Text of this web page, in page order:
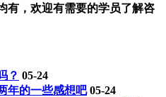
有，欢迎有需要的学员了解咨
？ 05-24
年的一些感想吧 05-24